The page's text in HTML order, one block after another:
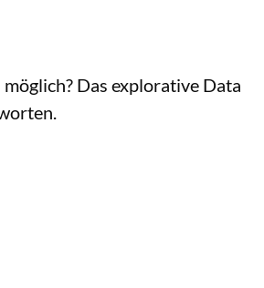
Das explorative Data